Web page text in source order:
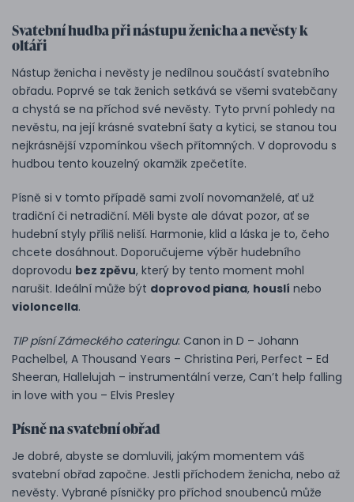
Svatební hudba při nástupu ženicha a nevěsty k
oltáři
Nástup ženicha i nevěsty je nedílnou součástí svatebního
obřadu. Poprvé se tak ženich setkává se všemi svatebčany
a chystá se na příchod své nevěsty. Tyto první pohledy na
nevěstu, na její krásné svatební šaty a kytici, se stanou tou
nejkrásnější vzpomínkou všech přítomných. V doprovodu s
hudbou tento kouzelný okamžik zpečetíte.
Písně si v tomto případě sami zvolí novomanželé, ať už
tradiční či netradiční. Měli byste ale dávat pozor, ať se
hudební styly příliš neliší. Harmonie, klid a láska je to, čeho
chcete dosáhnout. Doporučujeme výběr hudebního
doprovodu bez zpěvu, který by tento moment mohl
narušit. Ideální může být doprovod piana, houslí nebo
violoncella.
TIP písní Zámeckého cateringu: Canon in D – Johann
Pachelbel, A Thousand Years – Christina Peri, Perfect – Ed
Sheeran, Hallelujah – instrumentální verze, Can’t help falling
in love with you – Elvis Presley
Písně na svatební obřad
Je dobré, abyste se domluvili, jakým momentem váš
svatební obřad započne. Jestli příchodem ženicha, nebo až
nevěsty. Vybrané písničky pro příchod snoubenců může